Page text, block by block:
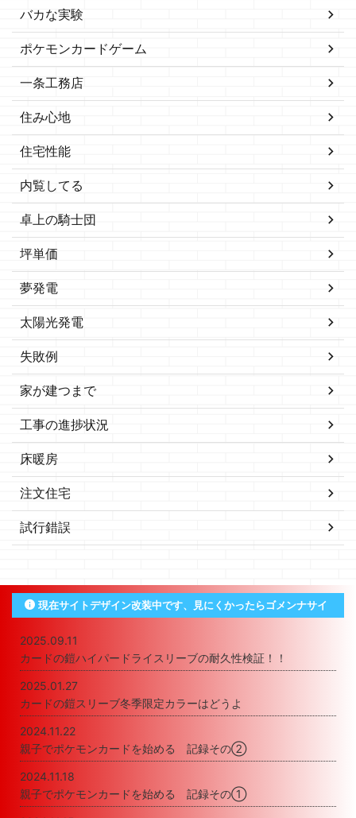
バカな実験
ポケモンカードゲーム
一条工務店
住み心地
住宅性能
内覧してる
卓上の騎士団
坪単価
夢発電
太陽光発電
失敗例
家が建つまで
工事の進捗状況
床暖房
注文住宅
試行錯誤
現在サイトデザイン改装中です、見にくかったらゴメンナサイ
2025.09.11
カードの鎧ハイパードライスリーブの耐久性検証！！
2025.01.27
カードの鎧スリーブ冬季限定カラーはどうよ
2024.11.22
親子でポケモンカードを始める 記録その②
2024.11.18
親子でポケモンカードを始める 記録その①